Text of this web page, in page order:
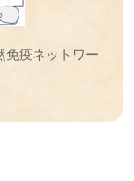
免疫ネットワー